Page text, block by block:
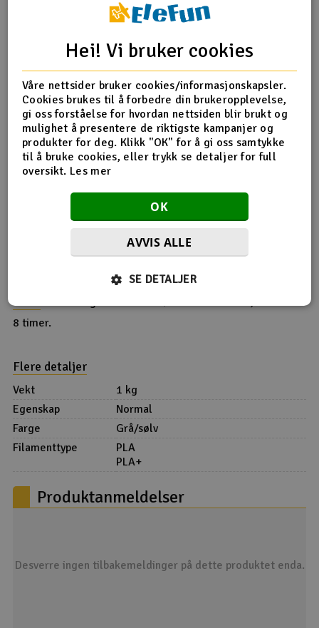
SuperTack.
Hotend: Alle størrelser og typer.
Lim/festemidler: 3DLAC anbefales.
Printer: Kan printes i både åpen og lukket printer
(dersom lukket printer anbefales det å holde døren
åpen).
AMS: Kan brukes i både AMS- og AMS-lite
Printspesifikasjoner
Dysetemperatur
220 - 250°C
25 - 45°C
Utskriftshastighet
Opptil 350 mm/s
OBS!
8 timer.
Flere detaljer
Vekt
1 kg
Egenskap
Normal
Farge
Grå/sølv
Filamenttype
PLA
PLA+
Produktanmeldelser
Desverre ingen tilbakemeldinger på dette produktet enda.
Hei! Vi bruker cookies
Våre nettsider bruker cookies/informasjonskapsler.
Cookies brukes til å forbedre din brukeropplevelse,
gi oss forståelse for hvordan nettsiden blir brukt og
mulighet å presentere de riktigste kampanjer og
produkter for deg. Klikk "OK" for å gi oss samtykke
til å bruke cookies, eller trykk se detaljer for full
oversikt. Les mer
OK
AVVIS ALLE
SE DETALJER